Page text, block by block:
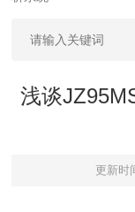
浅谈
更新时